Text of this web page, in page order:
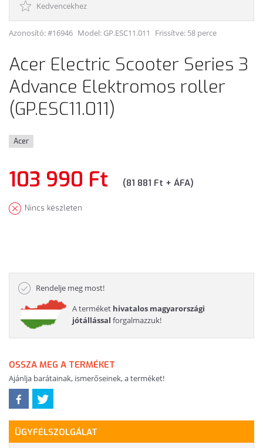
Kedvencekhez
Azonosító: #16946 Model: GP.ESC11.011 Frissítve: 58 perce
Acer Electric Scooter Series 3
Advance Elektromos roller
(GP.ESC11.011)
Acer
103 990 Ft (81 881 Ft + ÁFA)
Nincs készleten
Rendelje meg most!
A terméket hivatalos magyarországi
jótállással forgalmazzuk!
OSSZA MEG A TERMÉKET
Ajánlja barátainak, ismerőseinek, a terméket!
ÜGYFÉLSZOLGÁLAT